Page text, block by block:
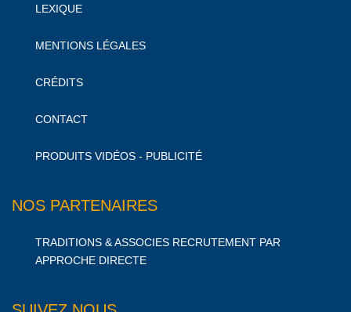
LEXIQUE
MENTIONS LÉGALES
CRÉDITS
CONTACT
PRODUITS VIDÉOS - PUBLICITÉ
NOS PARTENAIRES
TRADITIONS & ASSOCIES RECRUTEMENT PAR
APPROCHE DIRECTE